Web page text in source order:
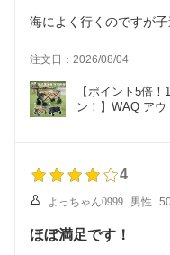
海によく行くのですが
イプのワゴンは他社の
やはり海の砂浜では使い
海で使用されてる方を
気になって購入しました
注文日：2026/08/04
【ポイント5倍
ン！】WAQ ア
チキャリー
4
よっちゃん0999 男性
ほぼ満足です！